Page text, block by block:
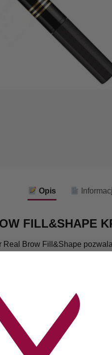
Opis
FILL&SHAPE
Real Brow Fill&Shape
jest kilka odcieni